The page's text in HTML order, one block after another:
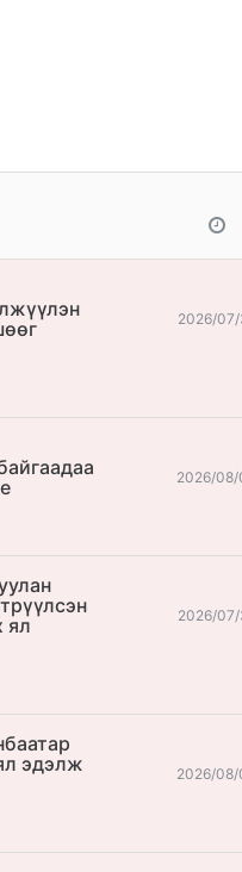
2026/07/
2026/08/
ял
2026/07/
эдэлж
2026/08/